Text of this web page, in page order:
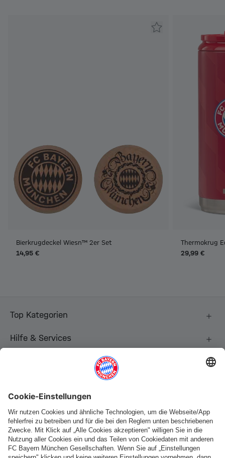
Bierkrugdeckel Wiesn™ 2er Set
14,95 €
Thermokrug
29,99 €
Top Kategorien
Hilfe & Services
Folge uns